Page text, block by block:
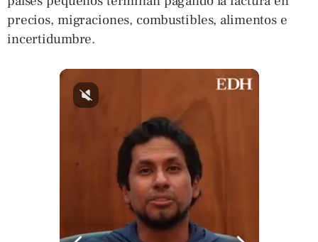
precios, migraciones, combustibles, alimentos e
incertidumbre.